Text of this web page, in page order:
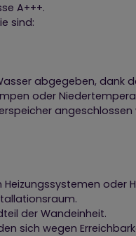
A+++.
sind:
abgegeben,
oder
der Wandeinheit.
sich wegen